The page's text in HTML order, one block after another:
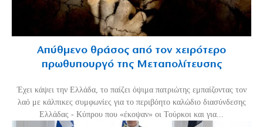
Απύθμενο θράσος από τον χειρότερο
πρωθυπουργό της Μεταπολίτευσης
Έχει κάψει την Ελλάδα, το παίζει όψιμα πατριώτης εμπαίζοντας τον
λαό με κάλπικες συμφωνίες για το περιβόητο καλώδιο διασύνδεσης
Ελλάδας - Κύπρου που «έκοψαν» οι Τούρκοι και για...